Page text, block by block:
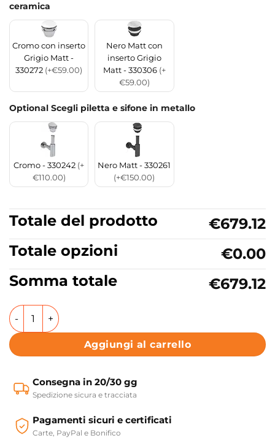
ceramica
Cromo con inserto
Grigio Matt -
330272 (+€59.00)
Nero Matt con
inserto Grigio
Matt - 330306 (+
€59.00)
Optional Scegli piletta e sifone in metallo
Cromo - 330242 (+
€110.00)
Nero Matt - 330261
(+€150.00)
Totale del prodotto
€679.12
Totale opzioni
€0.00
Somma totale
€679.12
Lavabo da appoggio o sospeso in ceramica Grigio Matt
Aggiungi al carrello
Consegna in 20/30 gg
Spedizione sicura e tracciata
Pagamenti sicuri e certificati
Carte, PayPal e Bonifico